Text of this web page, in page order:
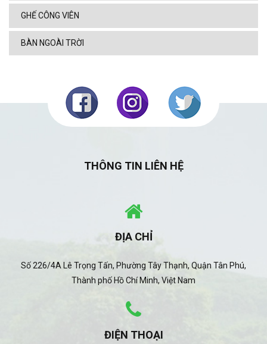
GHẾ CÔNG VIÊN
BÀN NGOÀI TRỜI
THÔNG TIN LIÊN HỆ
ĐỊA CHỈ
Số 226/4A Lê Trọng Tấn, Phường Tây Thạnh, Quận Tân Phú,
Thành phố Hồ Chí Minh, Việt Nam
ĐIỆN THOẠI